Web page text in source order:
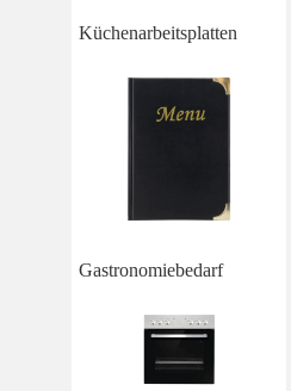
Küchenarbeitsplatten
Gastronomiebedarf